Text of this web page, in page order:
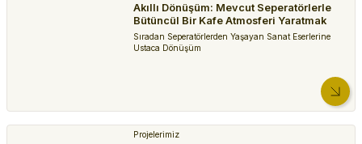
Akıllı Dönüşüm: Mevcut Seperatörlerle
Bütüncül Bir Kafe Atmosferi Yaratmak
Sıradan Seperatörlerden Yaşayan Sanat Eserlerine
Ustaca Dönüşüm
Projelerimiz